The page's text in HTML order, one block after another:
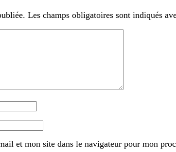
Les champs obligatoires sont indiqués
et mon site dans le navigateur pour mon